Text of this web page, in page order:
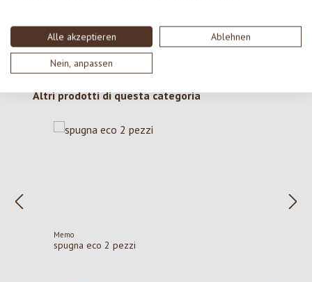
Alle akzeptieren Ablehnen
Nein, anpassen
Salta la galleria dei prodotti
Altri prodotti di questa categoria
Memo
spugna eco 2 pezzi